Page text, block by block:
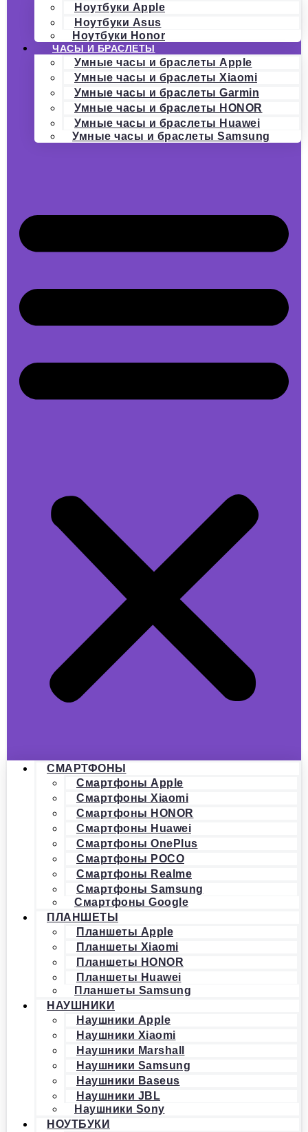
Ноутбуки Apple
Ноутбуки Asus
Ноутбуки Honor
ЧАСЫ И БРАСЛЕТЫ
Умные часы и браслеты Apple
Умные часы и браслеты Xiaomi
Умные часы и браслеты Garmin
Умные часы и браслеты HONOR
Умные часы и браслеты Huawei
Умные часы и браслеты Samsung
СМАРТФОНЫ
Смартфоны Apple
Смартфоны Xiaomi
Смартфоны HONOR
Смартфоны Huawei
Смартфоны OnePlus
Смартфоны POCO
Смартфоны Realme
Смартфоны Samsung
Смартфоны Google
ПЛАНШЕТЫ
Планшеты Apple
Планшеты Xiaomi
Планшеты HONOR
Планшеты Huawei
Планшеты Samsung
НАУШНИКИ
Наушники Apple
Наушники Xiaomi
Наушники Marshall
Наушники Samsung
Наушники Baseus
Наушники JBL
Наушники Sony
НОУТБУКИ